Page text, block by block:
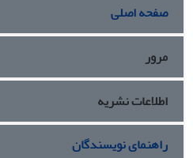
صفحه اصلی
مرور
اطلاعات نشریه
راهنمای نویسندگان